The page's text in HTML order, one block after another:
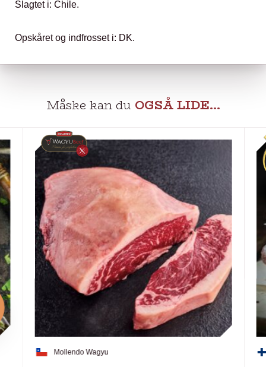
Slagtet i: Chile.
Opskåret og indfrosset i: DK.
Måske kan du OGSÅ LIDE…
Mollendo Wagyu